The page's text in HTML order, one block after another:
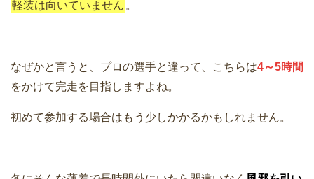
軽装は向いていません 。
なぜかと言うと、プロの選手と違って、こちらは4～5時間
をかけて完走を目指しますよね。
初めて参加する場合はもう少しかかるかもしれません。